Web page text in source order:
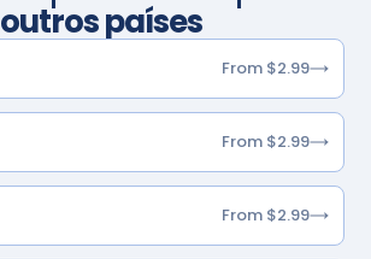
outros países
From $2.99
From $2.99
From $2.99